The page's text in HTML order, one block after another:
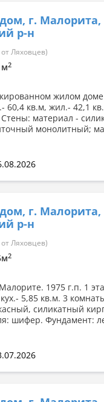
г. Малорита,
р-н
Ляховцев)
2
жилом
60,4 кв.м, жил.- 42,1
Стены: материал -
монолитный;
г. Малорита,
р-н
Ляховцев)
2
1975 г.п. 1
5,85 кв.м. 3
силикатный
шифер. Фундамент: